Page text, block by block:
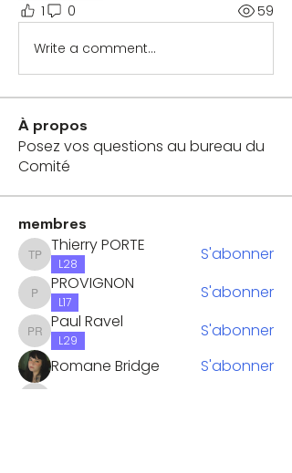
1 0 59
Write a comment...
À propos
Posez vos questions au bureau du
Comité
membres
Thierry PORTE
Thierry PORTE
L28 S'abonner
PROVIGNON
PROVIGNON
L17 S'abonner
Paul Ravel
Paul Ravel
L29
S'abonner
Romane Bridge
S'abonner